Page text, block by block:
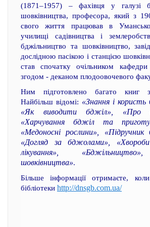
(1871–1957) – фахівця у галузі
шовківництва, професора, який з
свого життя працював в
училищі садівництва і
бджільництво та шовківництво,
дослідною пасікою і станцією
став спочатку очільником кафедри
згодом - деканом плодоовочевого
Ним підготовлено багато книг з
Найбільш відомі: «Знання і користь
«Як виводити бджіл», «Про
«Харчування бджіл та
«Медоносні рослини», «Підручник
«Догляд за бджолами»,
лікування»,
шовківництва».
Більше інформації отримаєте,
бібліотеки http://dnsgb.com.ua/